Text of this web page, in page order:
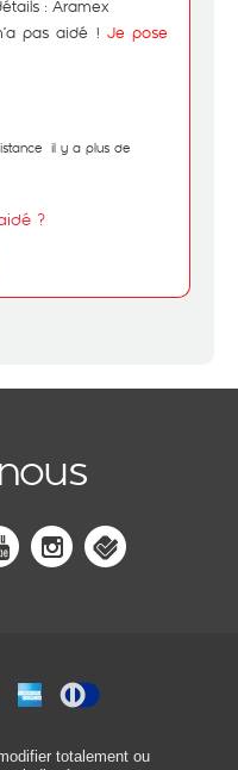
: Aramex
pas aidé ! Je pose
il y a plus de
?
totalement ou